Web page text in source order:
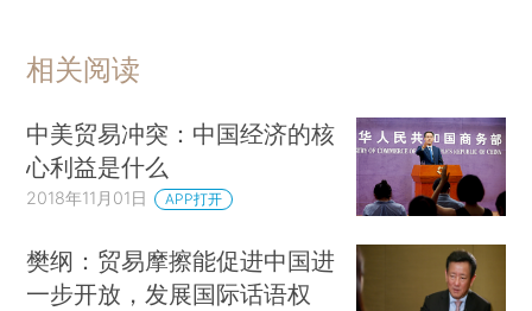
相关阅读
中美贸易冲突：中国经济的核
心利益是什么
2018年11月01日 APP打开
樊纲：贸易摩擦能促进中国进
一步开放，发展国际话语权